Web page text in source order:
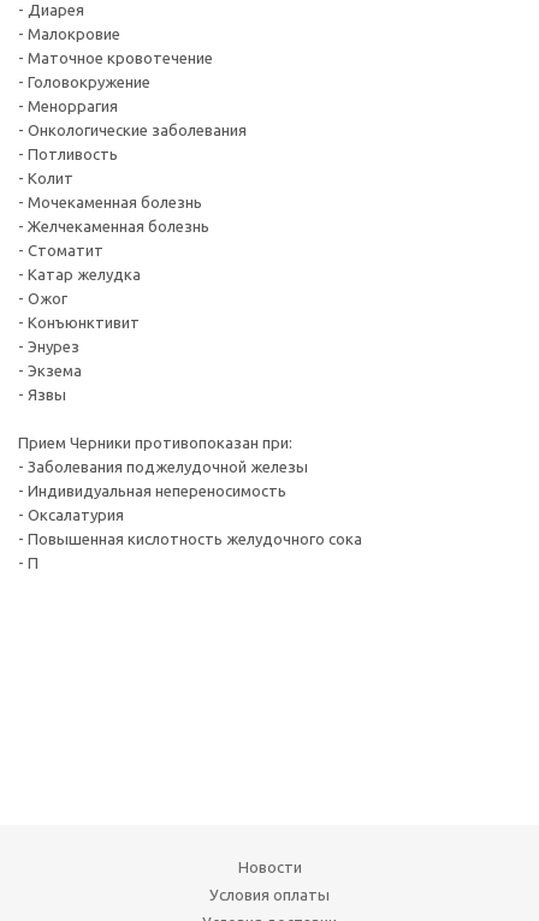
- Диарея
- Малокровие
- Маточное кровотечение
- Головокружение
- Меноррагия
- Онкологические заболевания
- Потливость
- Колит
- Мочекаменная болезнь
- Желчекаменная болезнь
- Стоматит
- Катар желудка
- Ожог
- Конъюнктивит
- Энурез
- Экзема
- Язвы
Прием Черники противопоказан при:
- Заболевания поджелудочной железы
- Индивидуальная непереносимость
- Оксалатурия
- Повышенная кислотность желудочного сока
- П
Новости
Условия оплаты